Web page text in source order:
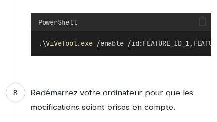
PowerShell
.\ViVeTool.exe /enable /
Redémarrez votre ordinateur pour que les
modifications soient prises en compte.